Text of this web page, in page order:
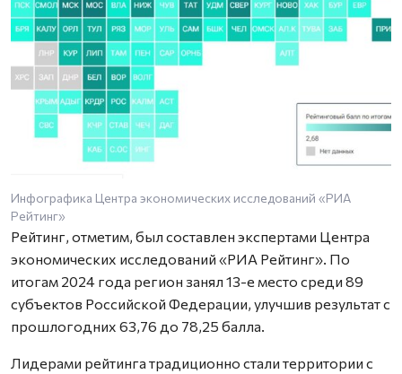
Инфографика Центра экономических исследований «РИА
Рейтинг»
Рейтинг, отметим, был составлен экспертами Центра
экономических исследований «РИА Рейтинг». По
итогам 2024 года регион занял 13-е место среди 89
субъектов Российской Федерации, улучшив результат с
прошлогодних 63,76 до 78,25 балла.
Лидерами рейтинга традиционно стали территории с